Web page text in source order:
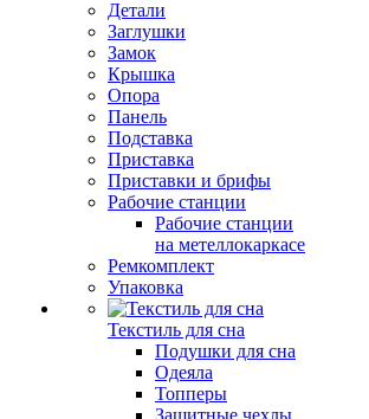
Детали
Заглушки
Замок
Крышка
Опора
Панель
Подставка
Приставка
Приставки и брифы
Рабочие станции
Рабочие станции
на метеллокаркасе
Ремкомплект
Упаковка
Текстиль для сна
Подушки для сна
Одеяла
Топперы
Защитные чехлы